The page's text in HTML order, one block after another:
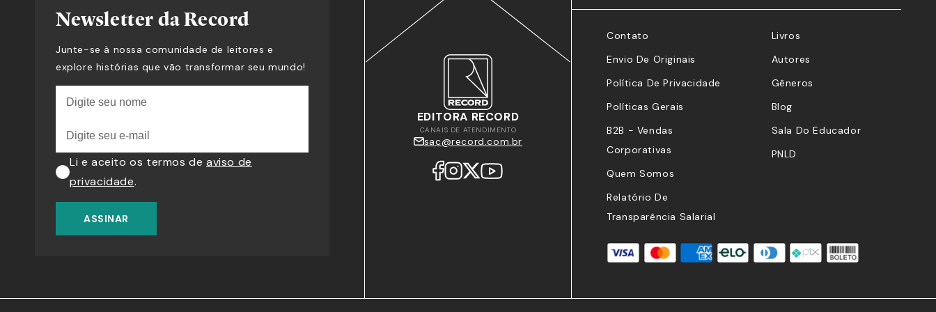
Newsletter da Record
Junte-se à nossa comunidade de leitores e
explore histórias que vão transformar seu mundo!
Li e aceito os termos deaviso de
privacidade.
ASSINAR
EDITORA RECORD
CANAIS DE ATENDIMENTO
sac@record.com.br
Contato
Envio De Originais
Política De Privacidade
Políticas Gerais
B2B - Vendas
Corporativas
Quem Somos
Relatório De
Transparência Salarial
Livros
Autores
Gêneros
Blog
Sala Do Educador
PNLD